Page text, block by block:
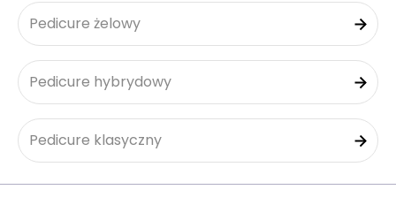
Pedicure żelowy
Pedicure hybrydowy
Pedicure klasyczny